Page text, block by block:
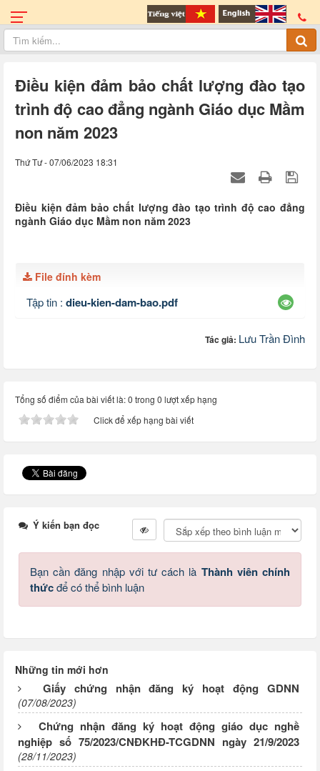
Điều kiện đảm bảo chất lượng đào tạo
trình độ cao đẳng ngành Giáo dục Mầm
non năm 2023
Thứ Tư - 07/06/2023 18:31
Điều kiện đảm bảo chất lượng đào tạo trình độ cao đẳng
ngành Giáo dục Mầm non năm 2023
File đính kèm
Tập tin : dieu-kien-dam-bao.pdf
Tác giả: Lưu Trần Đình
Tổng số điểm của bài viết là: 0 trong 0 lượt xếp hạng
Click để xếp hạng bài viết
Ý kiến bạn đọc
Bạn cần đăng nhập với tư cách là Thành viên chính
thứcđể có thể bình luận
Những tin mới hơn
Giấy chứng nhận đăng ký hoạt động GDNN
(07/08/2023)
Chứng nhận đăng ký hoạt động giáo dục nghề
nghiệp số 75/2023/CNĐKHĐ-TCGDNN ngày 21/9/2023
(28/11/2023)